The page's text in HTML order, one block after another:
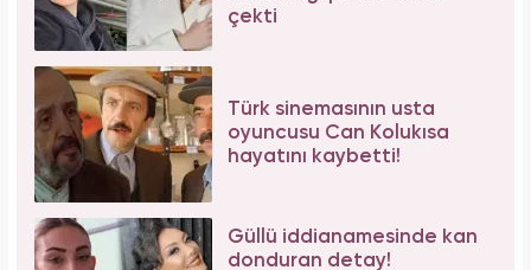
çekti
Türk sinemasının usta
oyuncusu Can Kolukısa
hayatını kaybetti!
Güllü iddianamesinde kan
donduran detay!